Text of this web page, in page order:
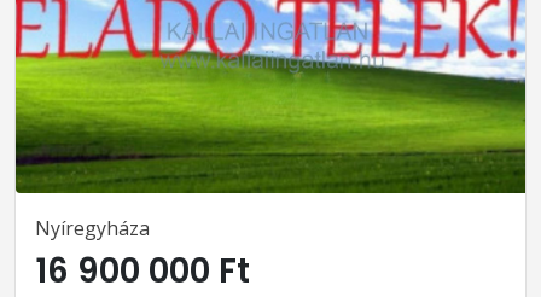
Nyíregyháza
16 900 000 Ft